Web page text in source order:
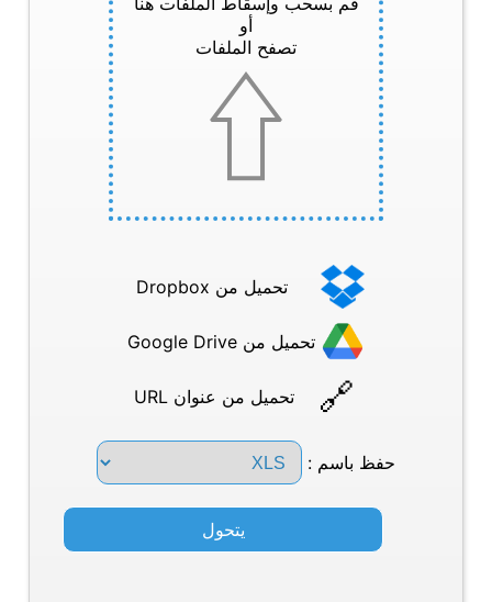
أو
تصفح الملفات
تحميل من Dropbox
تحميل من Google Drive
تحميل من عنوان URL
حفظ باسم :
يتحول